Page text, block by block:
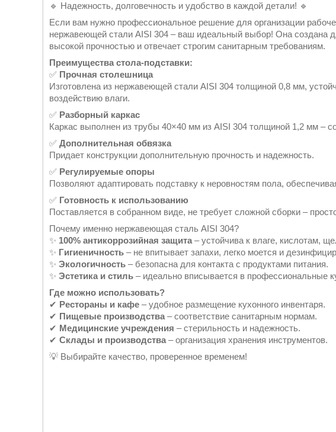
🔹 Надежность, долговечность и удобство в каждой детали! 🔹
Если вам нужно профессиональное решение для организации
нержавеющей стали AISI 304 – ваш идеальный выбор! Она создана
высокой прочностью и отвечает строгим санитарным требованиям.
Преимущества стола-подставки:
✅ Прочная столешница
Изготовлена из нержавеющей стали AISI 304 толщиной 0,8 мм,
воздействию влаги.
✅ Разборный каркас
Каркас выполнен из трубы 40×40 мм из AISI 304 толщиной 1,2 мм –
✅ Дополнительная обвязка
Придает конструкции дополнительную прочность и надежность.
✅ Регулируемые опоры
Позволяют адаптировать подставку к неровностям пола,
✅ Готовность к использованию
Поставляется в собранном виде, не требует сложной сборки –
Почему именно нержавеющая сталь AISI 304?
✨ 100% антикоррозийная защита – устойчива к влаге, кислотам,
✨ Гигиеничность – не впитывает запахи, легко моется и
✨ Экологичность – безопасна для контакта с продуктами питания.
✨ Эстетика и стиль – идеально вписывается в профессиональные
Где можно использовать?
✔ Рестораны и кафе – удобное размещение кухонного инвентаря.
✔ Пищевые производства – соответствие санитарным нормам.
✔ Медицинские учреждения – стерильность и надежность.
✔ Склады и производства – организация хранения инструментов.
💡 Выбирайте качество, проверенное временем!